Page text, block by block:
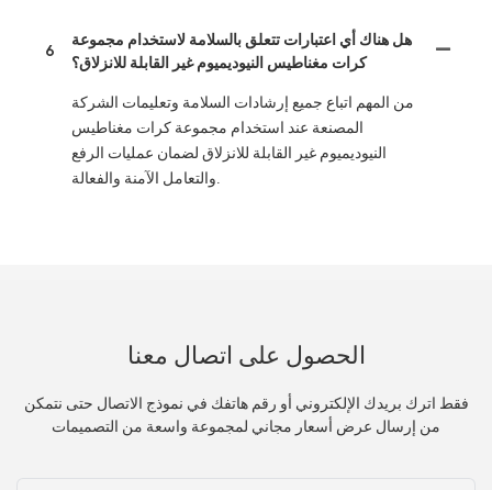
6
هل هناك أي اعتبارات تتعلق بالسلامة لاستخدام مجموعة
كرات مغناطيس النيوديميوم غير القابلة للانزلاق؟
من المهم اتباع جميع إرشادات السلامة وتعليمات الشركة
المصنعة عند استخدام مجموعة كرات مغناطيس
النيوديميوم غير القابلة للانزلاق لضمان عمليات الرفع
والتعامل الآمنة والفعالة.
الحصول على اتصال معنا
فقط اترك بريدك الإلكتروني أو رقم هاتفك في نموذج الاتصال حتى نتمكن
من إرسال عرض أسعار مجاني لمجموعة واسعة من التصميمات